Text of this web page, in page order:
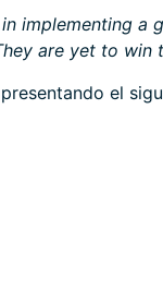
implementing a
are yet to win
el